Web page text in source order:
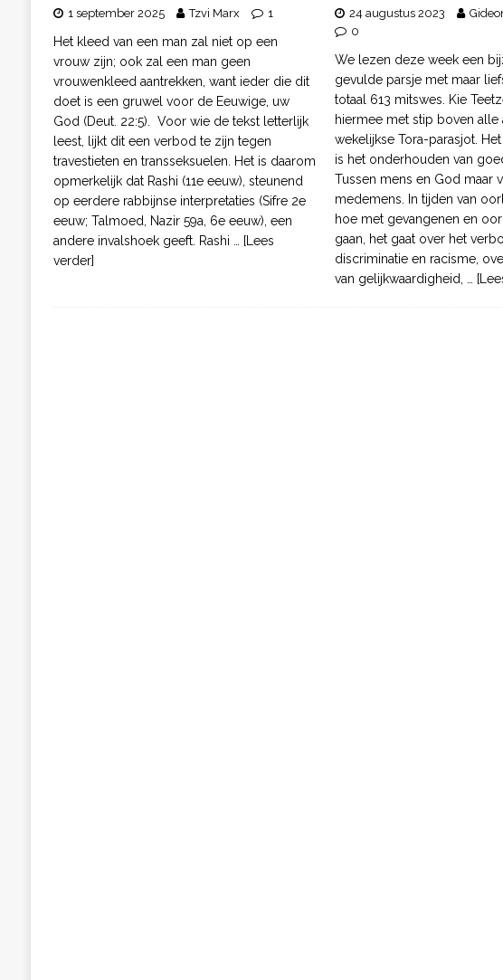
1 september 2025 Tzvi Marx 1
Het kleed van een man zal niet op een
vrouw zijn; ook zal een man geen
vrouwenkleed aantrekken, want ieder die dit
doet is een gruwel voor de Eeuwige, uw
God (Deut. 22:5). Voor wie de tekst letterlijk
leest, lijkt dit een verbod te zijn tegen
travestieten en transseksuelen. Het is daarom
opmerkelijk dat Rashi (11e eeuw), steunend
op eerdere rabbijnse interpretaties (Sifre 2e
eeuw; Talmoed, Nazir 59a, 6e eeuw), een
andere invalshoek geeft. Rashi
… [Lees
verder]
24 augustus 2023
0
We lezen deze week een
gevulde parsje met maar
totaal 613 mitswes. Kie
hiermee met stip boven alle
wekelijkse Tora-parasjot.
is het onderhouden van
Tussen mens en God maar
medemens. In tijden van
hoe met gevangenen en
gaan, het gaat over het
discriminatie en racisme,
van gelijkwaardigheid,
…